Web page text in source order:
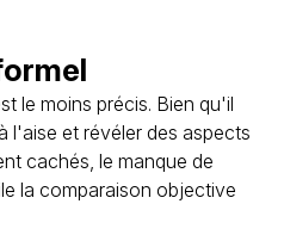
le moins précis. Bien qu'il
l'aise et révéler des aspects
cachés, le manque de
la comparaison objective